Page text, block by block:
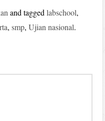
and taggedlabschool,
,smp,Ujian nasional.